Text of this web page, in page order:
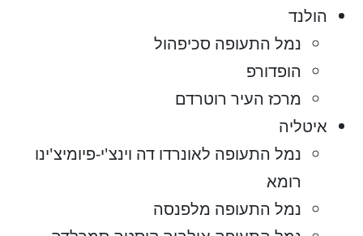
הולנד
נמל התעופה סכיפהול
הופדורפ
מרכז העיר רוטרדם
איטליה
נמל התעופה לאונרדו דה וינצ'י-פיומיצ'ינו
רומא
נמל התעופה מלפנסה